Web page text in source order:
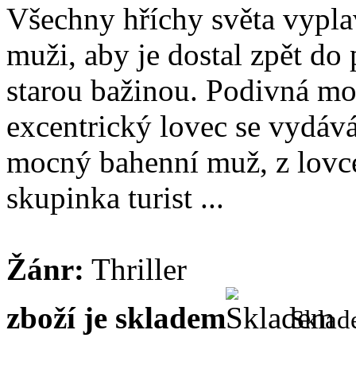
Všechny hříchy světa
muži, aby je dostal zpět do
starou bažinou. Podivná
excentrický lovec se
mocný bahenní muž, z
skupinka turist ...
Žánr: Thriller
zboží je skladem